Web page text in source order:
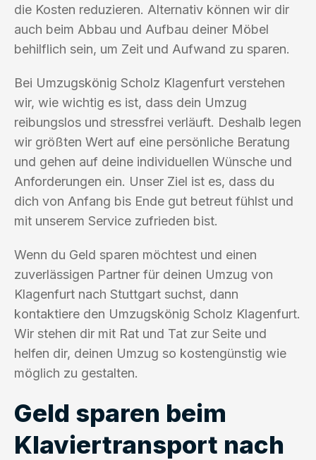
die Kosten reduzieren. Alternativ können wir dir
auch beim Abbau und Aufbau deiner Möbel
behilflich sein, um Zeit und Aufwand zu sparen.
Bei Umzugskönig Scholz Klagenfurt verstehen
wir, wie wichtig es ist, dass dein Umzug
reibungslos und stressfrei verläuft. Deshalb legen
wir größten Wert auf eine persönliche Beratung
und gehen auf deine individuellen Wünsche und
Anforderungen ein. Unser Ziel ist es, dass du
dich von Anfang bis Ende gut betreut fühlst und
mit unserem Service zufrieden bist.
Wenn du Geld sparen möchtest und einen
zuverlässigen Partner für deinen Umzug von
Klagenfurt nach Stuttgart suchst, dann
kontaktiere den Umzugskönig Scholz Klagenfurt.
Wir stehen dir mit Rat und Tat zur Seite und
helfen dir, deinen Umzug so kostengünstig wie
möglich zu gestalten.
Geld sparen beim
Klaviertransport nach